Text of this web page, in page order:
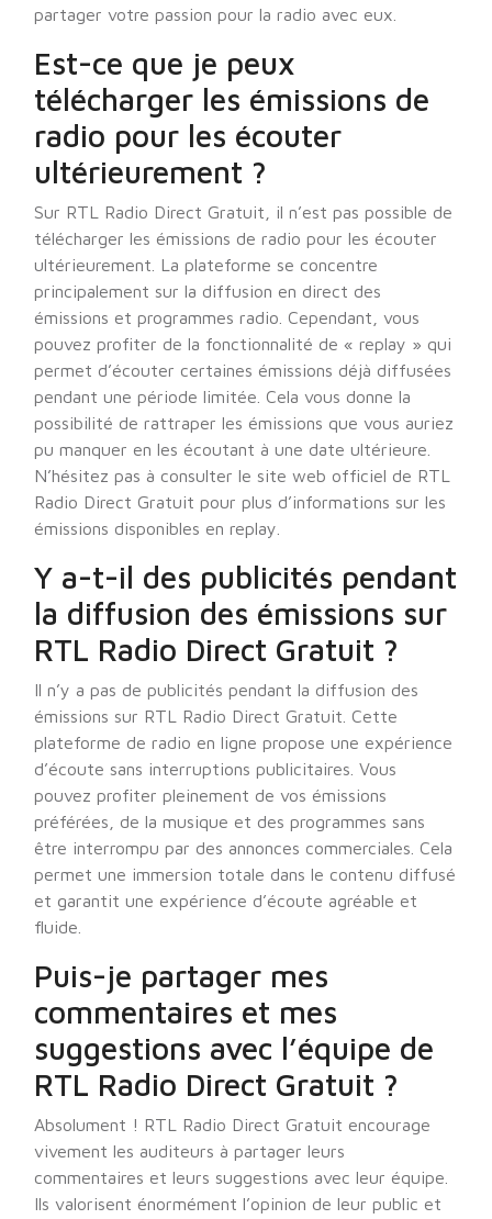
partager votre passion pour la radio avec eux.
Est-ce que je peux
télécharger les émissions de
radio pour les écouter
ultérieurement ?
Sur RTL Radio Direct Gratuit, il n’est pas possible de
télécharger les émissions de radio pour les écouter
ultérieurement. La plateforme se concentre
principalement sur la diffusion en direct des
émissions et programmes radio. Cependant, vous
pouvez profiter de la fonctionnalité de « replay » qui
permet d’écouter certaines émissions déjà diffusées
pendant une période limitée. Cela vous donne la
possibilité de rattraper les émissions que vous auriez
pu manquer en les écoutant à une date ultérieure.
N’hésitez pas à consulter le site web officiel de RTL
Radio Direct Gratuit pour plus d’informations sur les
émissions disponibles en replay.
Y a-t-il des publicités pendant
la diffusion des émissions sur
RTL Radio Direct Gratuit ?
Il n’y a pas de publicités pendant la diffusion des
émissions sur RTL Radio Direct Gratuit. Cette
plateforme de radio en ligne propose une expérience
d’écoute sans interruptions publicitaires. Vous
pouvez profiter pleinement de vos émissions
préférées, de la musique et des programmes sans
être interrompu par des annonces commerciales. Cela
permet une immersion totale dans le contenu diffusé
et garantit une expérience d’écoute agréable et
fluide.
Puis-je partager mes
commentaires et mes
suggestions avec l’équipe de
RTL Radio Direct Gratuit ?
Absolument ! RTL Radio Direct Gratuit encourage
vivement les auditeurs à partager leurs
commentaires et leurs suggestions avec leur équipe.
Ils valorisent énormément l’opinion de leur public et